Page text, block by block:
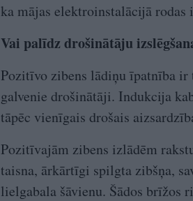
ka mājas elektroinstalācijā rodas
Vai palīdz drošinātāju
Pozitīvo zibens lādiņu īpatnība
galvenie drošinātāji. Indukcija
tāpēc vienīgais drošais
Pozitīvajām zibens izlādēm
taisna, ārkārtīgi spilgta zibšņa,
lielgabala šāvienu. Šādos